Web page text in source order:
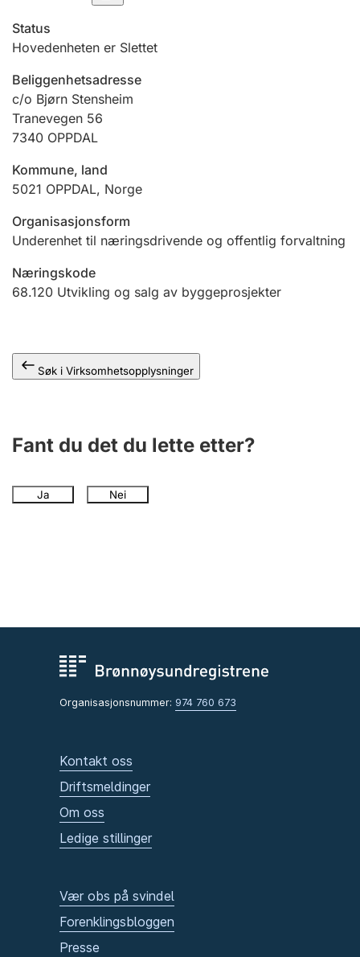
Jeger
Ektepaktveileder
Offentlig sektor
Andre tema
Status
Hovedenheten er Slettet
Beliggenhetsadresse
c/o Bjørn Stensheim
Tranevegen 56
7340 OPPDAL
Kommune, land
5021 OPPDAL, Norge
Organisasjonsform
Underenhet til næringsdrivende og offentlig forvaltning
Næringskode
68.120 Utvikling og salg av byggeprosjekter
Søk i Virksomhetsopplysninger
Fant du det du lette etter?
Ja Nei
Organisasjonsnummer: 974 760 673
Kontakt oss
Driftsmeldinger
Om oss
Ledige stillinger
Vær obs på svindel
Forenklingsbloggen
Presse